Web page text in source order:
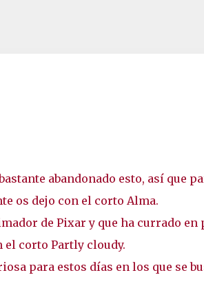
abandonado esto, así que
os dejo con el corto Alma.
de Pixar y que ha currado en
el corto Partly cloudy.
para estos días en los que se